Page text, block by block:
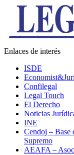
Enlaces de interés
ISDE
Confilegal
Legal Touch
El Derecho
Noticias
INE
Cendoj – Base
Supremo
AEAFA –